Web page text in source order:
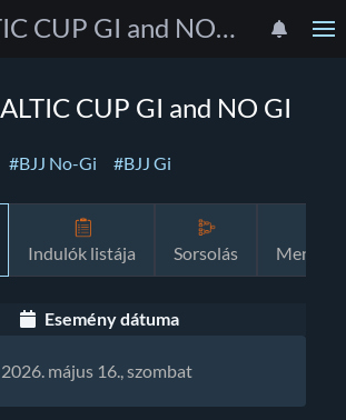
OPEN BALTIC CUP GI and NO GI
CUP GI and NO GI
#BJJ No-Gi #BJJ Gi
Indulók listája Sorsolás
Esemény dátuma
2026. május 16., szombat